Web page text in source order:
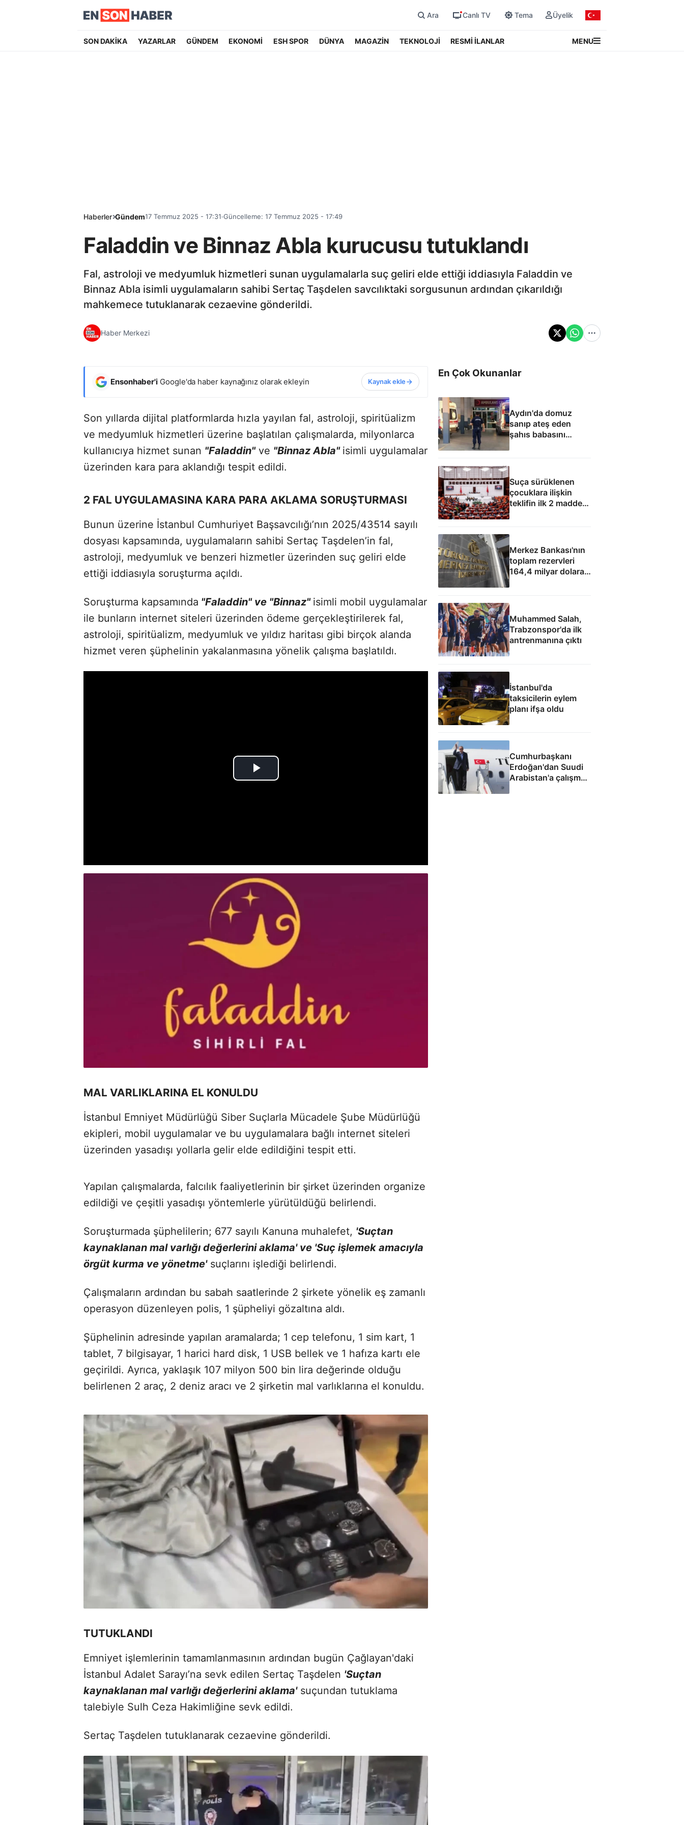
Ara Canlı TV Tema Üyelik
SON DAKİKA YAZARLAR GÜNDEM EKONOMİ ESH SPOR DÜNYA MAGAZİN TEKNOLOJİ RESMİ İLANLAR MENU
Haberler Gündem17 Temmuz 2025 - 17:31 Güncelleme: 17 Temmuz 2025 - 17:49
Faladdin ve Binnaz Abla kurucusu tutuklandı
Fal, astroloji ve medyumluk hizmetleri sunan uygulamalarla suç geliri elde ettiği iddiasıyla Faladdin ve
Binnaz Abla isimli uygulamaların sahibi Sertaç Taşdelen savcılıktaki sorgusunun ardından çıkarıldığı
mahkemece tutuklanarak cezaevine gönderildi.
Haber Merkezi
Ensonhaber'i Google'da haber kaynağınız olarak ekleyin Kaynak ekle
Son yıllarda dijital platformlarda hızla yayılan fal, astroloji, spiritüalizm
ve medyumluk hizmetleri üzerine başlatılan çalışmalarda, milyonlarca
kullanıcıya hizmet sunan "Faladdin"ve "Binnaz Abla" isimli uygulamalar
üzerinden kara para aklandığı tespit edildi.
2 FAL UYGULAMASINA KARA PARA AKLAMA SORUŞTURMASI
Bunun üzerine İstanbul Cumhuriyet Başsavcılığı’nın 2025/43514 sayılı
dosyası kapsamında, uygulamaların sahibi Sertaç Taşdelen’in fal,
astroloji, medyumluk ve benzeri hizmetler üzerinden suç geliri elde
ettiği iddiasıyla soruşturma açıldı.
Soruşturma kapsamında "Faladdin" ve "Binnaz" isimli mobil uygulamalar
ile bunların internet siteleri üzerinden ödeme gerçekleştirilerek fal,
astroloji, spiritüalizm, medyumluk ve yıldız haritası gibi birçok alanda
hizmet veren şüphelinin yakalanmasına yönelik çalışma başlatıldı.
MAL VARLIKLARINA EL KONULDU
İstanbul Emniyet Müdürlüğü Siber Suçlarla Mücadele Şube Müdürlüğü
ekipleri, mobil uygulamalar ve bu uygulamalara bağlı internet siteleri
üzerinden yasadışı yollarla gelir elde edildiğini tespit etti.
Yapılan çalışmalarda, falcılık faaliyetlerinin bir şirket üzerinden organize
edildiği ve çeşitli yasadışı yöntemlerle yürütüldüğü belirlendi.
Soruşturmada şüphelilerin; 677 sayılı Kanuna muhalefet, 'Suçtan
kaynaklanan mal varlığı değerlerini aklama' ve 'Suç işlemek amacıyla
örgüt kurma ve yönetme'suçlarını işlediği belirlendi.
Çalışmaların ardından bu sabah saatlerinde 2 şirkete yönelik eş zamanlı
operasyon düzenleyen polis, 1 şüpheliyi gözaltına aldı.
Şüphelinin adresinde yapılan aramalarda; 1 cep telefonu, 1 sim kart, 1
tablet, 7 bilgisayar, 1 harici hard disk, 1 USB bellek ve 1 hafıza kartı ele
geçirildi. Ayrıca, yaklaşık 107 milyon 500 bin lira değerinde olduğu
belirlenen 2 araç, 2 deniz aracı ve 2 şirketin mal varlıklarına el konuldu.
TUTUKLANDI
Emniyet işlemlerinin tamamlanmasının ardından bugün Çağlayan'daki
İstanbul Adalet Sarayı’na sevk edilen Sertaç Taşdelen 'Suçtan
kaynaklanan mal varlığı değerlerini aklama'suçundan tutuklama
talebiyle Sulh Ceza Hakimliğine sevk edildi.
Sertaç Taşdelen tutuklanarak cezaevine gönderildi.
En Çok Okunanlar
Aydın'da domuz
sanıp ateş eden
şahıs babasını
Suça sürüklenen
çocuklara ilişkin
teklifin ilk 2 maddesi
kabul edildi
Merkez Bankası'nın
toplam rezervleri
164,4 milyar dolara
yükseldi
Muhammed Salah,
Trabzonspor'da ilk
antrenmanına çıktı
İstanbul'da
taksicilerin eylem
planı ifşa oldu
Cumhurbaşkanı
Erdoğan'dan Suudi
Arabistan'a çalışma